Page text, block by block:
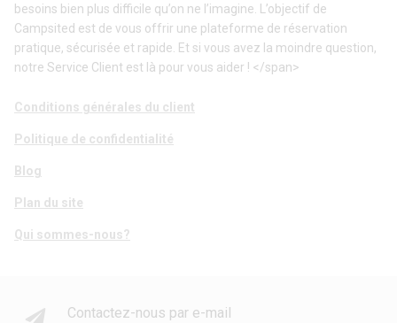
besoins bien plus difficile qu’on ne l’imagine. L’objectif de
Campsited est de vous offrir une plateforme de réservation
pratique, sécurisée et rapide. Et si vous avez la moindre question,
notre Service Client est là pour vous aider ! </span>
Conditions générales du client
Politique de confidentialité
Blog
Plan du site
Qui sommes-nous?
Contactez-nous par e-mail